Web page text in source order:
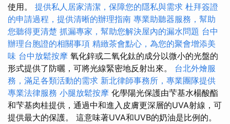
使用。 提供私人居家清潔，保障您的隱私與需求 杜拜簽證
的申請過程，提供清晰的辦理指南 專業助聽器服務，幫助
您聽得更清楚 抓漏專家，幫助您解決屋內的漏水問題 台中
辦理台胞證的相關事項 精緻茶會點心，為您的聚會增添美
味 台中放鬆按摩 氧化鋅或二氧化鈦的成分以微小的光盤的
形式提供了防曬，可將光線緊密地反射出來。 台北外燴服
務，滿足各類活動的需求 新北律師事務所，專業團隊提供
專業法律服務 小腿放鬆按摩 化學陽光保護由芐基水楊酸酯
和芐基肉桂提供，通過中和進入皮膚更深層的UVA射線，可
提供最大的保護。 這意味著UVA和UVB的奶油是比例的。